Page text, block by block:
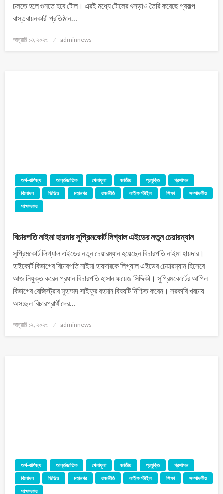
চলতে হলে গুনতে হবে টোল। এরই মধ্যে টোলের খসড়াও তৈরি করেছে প্রকল্প
বাস্তবায়নকারী প্রতিষ্ঠান…
জানুয়ারি ১৩, ২০২৩ adminnews
অর্থ-বাণিজ্য আর্ন্তজাতিক খেলাধুলা জাতীয় প্রযুক্তি
প্রশাসন
বিনোদন
ভিডিও মহানগর রাজনীতি লাইফ স্টাইল শিক্ষা
সম্পাদকীয়
সাক্ষাৎকার
বিচারপতি নাইমা হায়দার সুপ্রিমকোর্ট লিগ্যাল এইডের নতুন চেয়ারম্যান
সুপ্রিমকোর্ট লিগ্যাল এইডের নতুন চেয়ারম্যান হয়েছেন বিচারপতি নাইমা হায়দার।
হাইকোর্ট বিভাগের বিচারপতি নাইমা হায়দারকে লিগ্যাল এইডের চেয়ারম্যান হিসেবে
আজ নিযুক্ত করেন প্রধান বিচারপতি হাসান ফয়েজ সিদ্দিকী। সুপ্রিমকোর্টের আপিল
বিভাগের রেজিস্ট্রার মুহাম্মদ সাইফুর রহমান বিষয়টি নিশ্চিত করেন। সরকারি খরচায়
অসচ্ছল বিচারপ্রার্থীদের…
জানুয়ারি ১২, ২০২৩ adminnews
অর্থ-বাণিজ্য আর্ন্তজাতিক খেলাধুলা জাতীয় প্রযুক্তি
প্রশাসন
বিনোদন
ভিডিও মহানগর রাজনীতি লাইফ স্টাইল শিক্ষা
সম্পাদকীয়
সাক্ষাৎকার